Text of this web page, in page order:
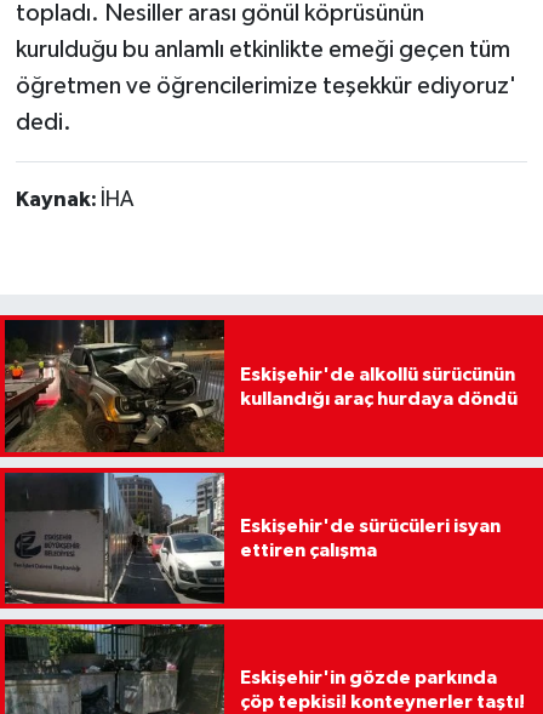
topladı. Nesiller arası gönül köprüsünün
kurulduğu bu anlamlı etkinlikte emeği geçen tüm
öğretmen ve öğrencilerimize teşekkür ediyoruz'
dedi.
Kaynak: İHA
Eskişehir'de alkollü sürücünün
kullandığı araç hurdaya döndü
Eskişehir'de sürücüleri isyan
ettiren çalışma
Eskişehir'in gözde parkında
çöp tepkisi! konteynerler taştı!